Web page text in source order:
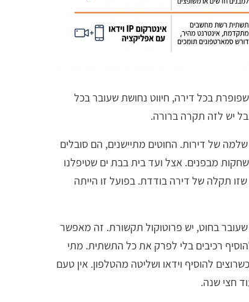
בכל דירה, חיווט נחושת שעובר בכל
יש לזה תקרה ברורה.
של דירות. החוטים מתיישנים, הם סובלים
מבפנים. אצל ועד בית בבת ים שטיפלנו
תקלה של דירה בודדת. בפועל זו הייתה
בחוט, יש פרוטוקול תקשורת. זה מאפשר
רכיבים בלי לפרק את כל התשתית. מתי
להוסיף וידאו ושליטה מהטלפון. אין טעם
חצי שנה.